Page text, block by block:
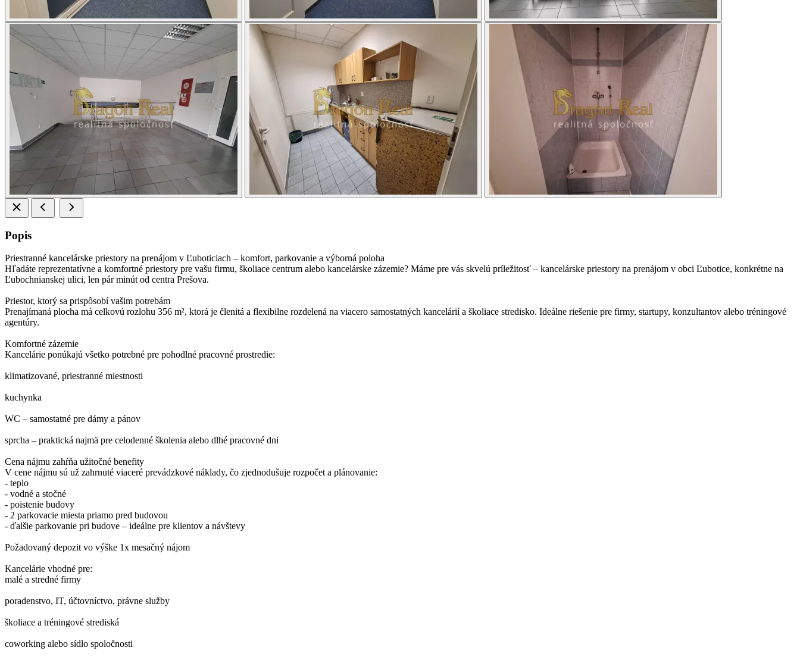
Popis
Priestranné kancelárske priestory na prenájom v Ľuboticiach – komfort, parkovanie a výborná poloha
Hľadáte reprezentatívne a komfortné priestory pre vašu firmu, školiace centrum alebo kancelárske zázemie? Máme pre vás skvelú príležitosť – kancelárske priestory na prenájom v obci Ľubotice, konkrétne na
Ľubochnianskej ulici, len pár minút od centra Prešova.
Priestor, ktorý sa prispôsobí vašim potrebám
Prenajímaná plocha má celkovú rozlohu 356 m², ktorá je členitá a flexibilne rozdelená na viacero samostatných kancelárií a školiace stredisko. Ideálne riešenie pre firmy, startupy, konzultantov alebo tréningové
agentúry.
Komfortné zázemie
Kancelárie ponúkajú všetko potrebné pre pohodlné pracovné prostredie:
klimatizované, priestranné miestnosti
kuchynka
WC – samostatné pre dámy a pánov
sprcha – praktická najmä pre celodenné školenia alebo dlhé pracovné dni
Cena nájmu zahŕňa užitočné benefity
V cene nájmu sú už zahrnuté viaceré prevádzkové náklady, čo zjednodušuje rozpočet a plánovanie:
- teplo
- vodné a stočné
- poistenie budovy
- 2 parkovacie miesta priamo pred budovou
- ďalšie parkovanie pri budove – ideálne pre klientov a návštevy
Požadovaný depozit vo výške 1x mesačný nájom
Kancelárie vhodné pre:
malé a stredné firmy
poradenstvo, IT, účtovníctvo, právne služby
školiace a tréningové strediská
coworking alebo sídlo spoločnosti